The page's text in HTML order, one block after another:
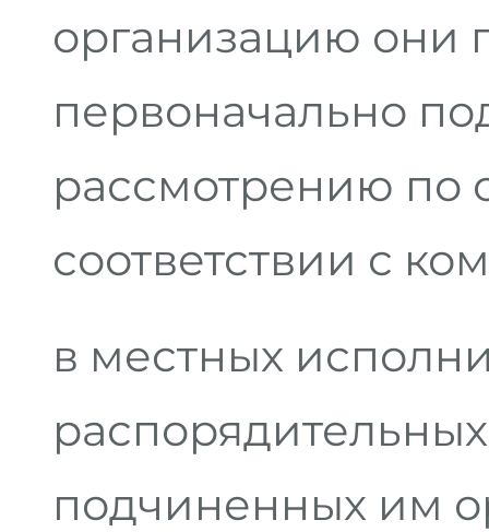
организацию они
первоначально
рассмотрению по
соответствии с
в местных
подчиненных им